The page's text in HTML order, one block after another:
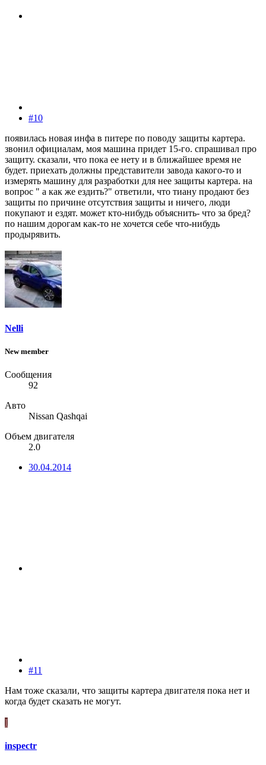
#10
появилась новая инфа в питере по поводу защиты картера.
звонил официалам, моя машина придет 15-го. спрашивал про
защиту. сказали, что пока ее нету и в ближайшее время не
будет. приехать должны представители завода какого-то и
измерять машину для разработки для нее защиты картера. на
вопрос " а как же ездить?" ответили, что тиану продают без
защиты по причине отсутствия защиты и ничего, люди
покупают и ездят. может кто-нибудь объяснить- что за бред?
по нашим дорогам как-то не хочется себе что-нибудь
продырявить.
Nelli
New member
Сообщения
92
Авто
Nissan Qashqai
Объем двигателя
2.0
30.04.2014
#11
Нам тоже сказали, что защиты картера двигателя пока нет и
когда будет сказать не могут.
I
inspectr